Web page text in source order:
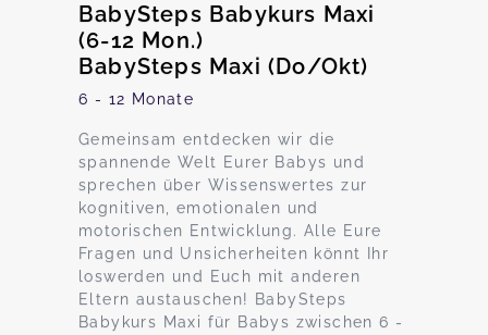
BabySteps Babykurs Maxi
(6-12 Mon.)
BabySteps Maxi (Do/Okt)
6 - 12 Monate
Gemeinsam entdecken wir die
spannende Welt Eurer Babys und
sprechen über Wissenswertes zur
kognitiven, emotionalen und
motorischen Entwicklung. Alle Eure
Fragen und Unsicherheiten könnt Ihr
loswerden und Euch mit anderen
Eltern austauschen! BabySteps
Babykurs Maxi für Babys zwischen 6 -